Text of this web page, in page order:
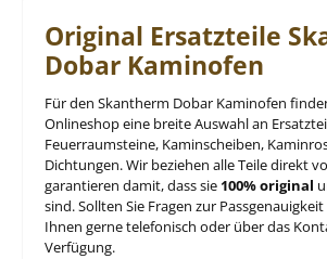
Original Ersatzteile
Dobar Kaminofen
Für den Skantherm Dobar Kaminofen
Onlineshop eine breite Auswahl an
Feuerraumsteine, Kaminscheiben,
Dichtungen. Wir beziehen alle Teile direkt
garantieren damit, dass sie 100% original
sind. Sollten Sie Fragen zur
Ihnen gerne telefonisch oder über das
Verfügung.